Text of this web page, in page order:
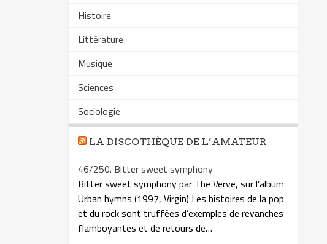
Histoire
Littérature
Musique
Sciences
Sociologie
LA DISCOTHÈQUE DE L’AMATEUR
46/250. Bitter sweet symphony
Bitter sweet symphony par The Verve, sur l’album
Urban hymns (1997, Virgin) Les histoires de la pop
et du rock sont truffées d’exemples de revanches
flamboyantes et de retours de…